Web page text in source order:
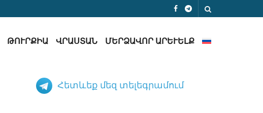
ԹՈՒՐՔԻԱ ՎՐԱՍՏԱՆ ՄԵՐՁԱՎՈՐ ԱՐԵՒԵԼՔ
Հետևեք մեզ տելեգրամում